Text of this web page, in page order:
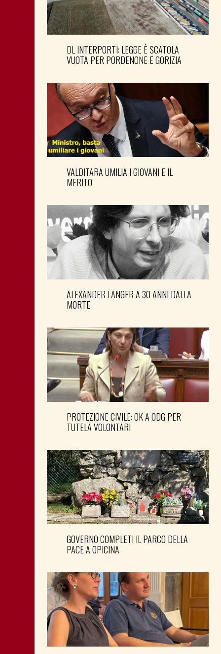
DL INTERPORTI: LEGGE È SCATOLA
VUOTA PER PORDENONE E GORIZIA
VALDITARA UMILIA I GIOVANI E IL
MERITO
ALEXANDER LANGER A 30 ANNI DALLA
MORTE
PROTEZIONE CIVILE: OK A ODG PER
TUTELA VOLONTARI
GOVERNO COMPLETI IL PARCO DELLA
PACE A OPICINA